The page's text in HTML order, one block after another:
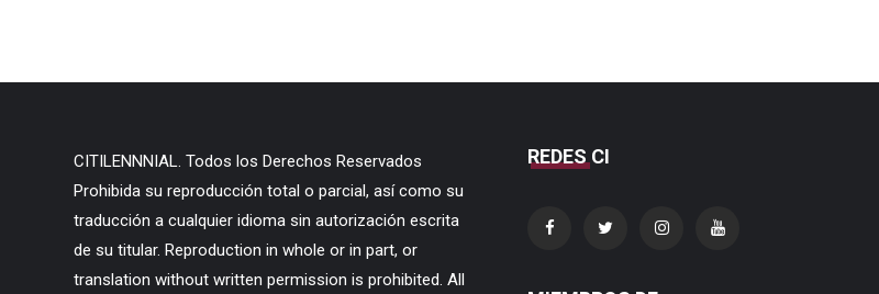
CITILENNNIAL. Todos los Derechos Reservados
Prohibida su reproducción total o parcial, así como su
traducción a cualquier idioma sin autorización escrita
de su titular. Reproduction in whole or in part, or
translation without written permission is prohibited. All
REDES CI